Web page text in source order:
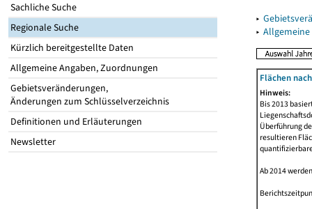
Sachliche Suche
Regionale Suche
Kürzlich bereitgestellte Daten
Allgemeine Angaben, Zuordnungen
Gebietsveränderungen,
Änderungen zum Schlüsselverzeichnis
Definitionen und Erläuterungen
Newsletter
▸
▸
Flächen
Hinweis:
Bis 2013
Überführung
resultieren
Ab 2014